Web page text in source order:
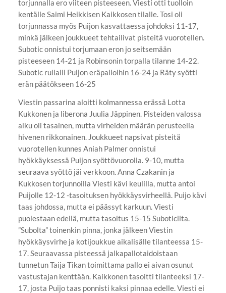
torjunnalla ero viiteen pisteeseen. Viesti otti tuolloin
kentälle Saimi Heikkisen Kaikkosen tilalle. Tosi oli
torjunnassa myös Puijon kasvattaessa johdoksi 11-17,
minkä jälkeen joukkueet tehtailivat pisteitä vuorotellen.
Subotic onnistui torjumaan eron jo seitsemään
pisteeseen 14-21 ja Robinsonin torpalla tilanne 14-22.
Subotic rullaili Puijon eräpalloihin 16-24 ja Räty syötti
erän päätökseen 16-25
Viestin passarina aloitti kolmannessa erässä Lotta
Kukkonen ja liberona Juulia Jäppinen. Pisteiden valossa
alku oli tasainen, mutta virheiden määrän perusteella
hivenen rikkonainen. Joukkueet napsivat pisteitä
vuorotellen kunnes Aniah Palmer onnistui
hyökkäyksessä Puijon syöttövuorolla. 9-10, mutta
seuraava syöttö jäi verkkoon. Anna Czakanin ja
Kukkosen torjunnoilla Viesti kävi keulilla, mutta antoi
Puijolle 12-12 -tasoituksen hyökkäysvirheellä. Puijo kävi
taas johdossa, mutta ei päässyt karkuun. Viesti
puolestaan edellä, mutta tasoitus 15-15 Suboticilta.
”Subolta” toinenkin pinna, jonka jälkeen Viestin
hyökkäysvirhe ja kotijoukkue aikalisälle tilanteessa 15-
17. Seuraavassa pisteessä jalkapallotaidoistaan
tunnetun Taija Tikan toimittama pallo ei aivan osunut
vastustajan kenttään. Kaikkonen tasoitti tilanteeksi 17-
17, josta Puijo taas ponnisti kaksi pinnaa edelle. Viesti ei